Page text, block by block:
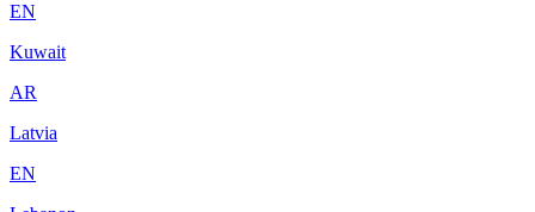
EN
Kuwait
AR
Latvia
EN